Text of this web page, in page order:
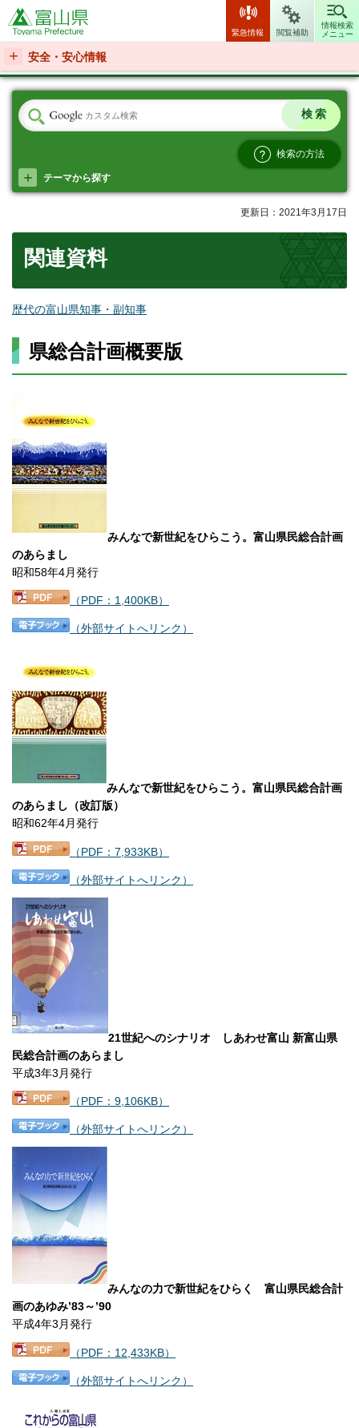
富山県
緊急情報 閲覧補助
情報検索
メニュー
安全・安心情報
検索の方法
テーマから探す
更新日：2021年3月17日
関連資料
歴代の富山県知事・副知事
県総合計画概要版
みんなで新世紀をひらこう。富山県民総合計画
のあらまし
昭和58年4月発行
（PDF：1,400KB）
（外部サイトへリンク）
みんなで新世紀をひらこう。富山県民総合計画
のあらまし（改訂版）
昭和62年4月発行
（PDF：7,933KB）
（外部サイトへリンク）
21世紀へのシナリオ しあわせ富山 新富山県
民総合計画のあらまし
平成3年3月発行
（PDF：9,106KB）
（外部サイトへリンク）
みんなの力で新世紀をひらく 富山県民総合計
画のあゆみ’83～’90
平成4年3月発行
（PDF：12,433KB）
（外部サイトへリンク）